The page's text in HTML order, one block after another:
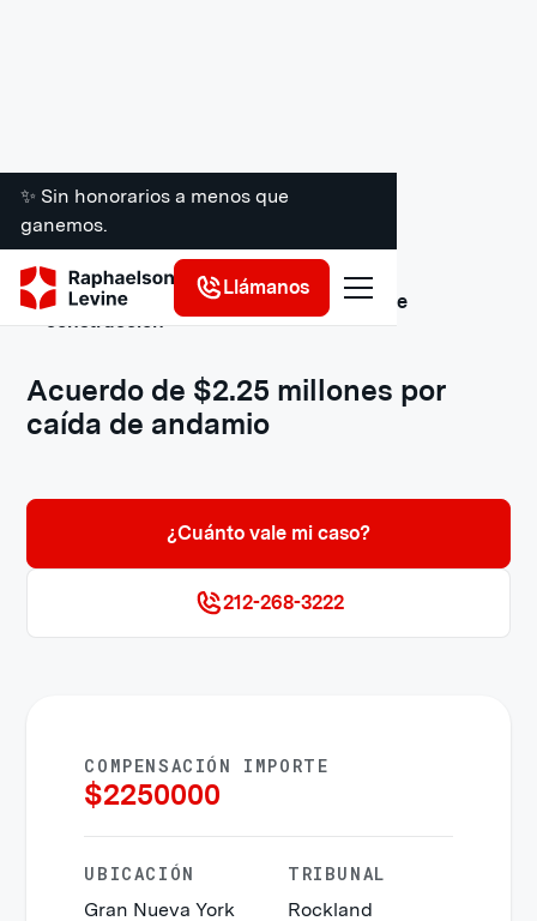
✨ Sin honorarios a menos que
ganemos.
Llámanos
Acuerdos y veredictos de accidentes de
construcción
Acuerdo de $2.25 millones por
caída de andamio
¿Cuánto vale mi caso?
212-268-3222
COMPENSACIÓN IMPORTE
$2250000
UBICACIÓN
Gran Nueva York
TRIBUNAL
Rockland